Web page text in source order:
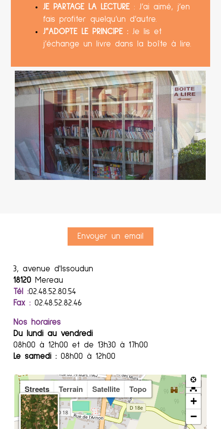
JE PARTAGE LA LECTURE : J’ai aimé, j’en
fais profiter quelqu’un d’autre.
J’'ADOPTE LE PRINCIPE : Je lis et
j’échange un livre dans la boîte à lire.
Envoyer un email
3, avenue d'Issoudun
18120Mereau
Tél :02.48.52.80.54
Fax : 02.48.52.82.46
Nos horaires
Du lundi au vendredi
08h00 à 12h00 et de 13h30 à 17h00
Le samedi : 08h00 à 12h00
Streets Terrain Satellite Topo
+
−